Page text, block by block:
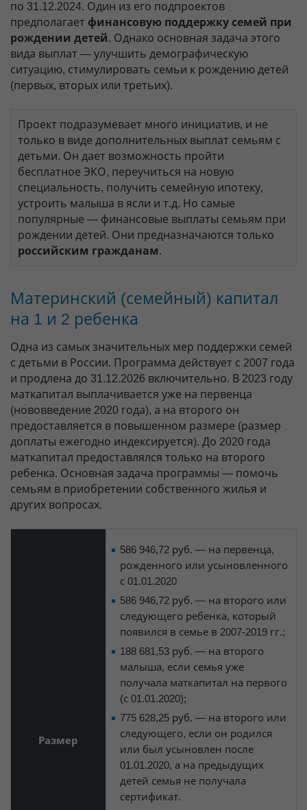
по 31.12.2024. Один из его подпроектов
предполагает финансовую поддержку семей при
рождении детей. Однако основная задача этого
вида выплат — улучшить демографическую
ситуацию, стимулировать семьи к рождению детей
(первых, вторых или третьих).
Проект подразумевает много инициатив, и не
только в виде дополнительных выплат семьям с
детьми. Он дает возможность пройти
бесплатное ЭКО, переучиться на новую
специальность, получить семейную ипотеку,
устроить малыша в ясли и т.д. Но самые
популярные — финансовые выплаты семьям при
рождении детей. Они предназначаются только
российским гражданам.
Материнский (семейный) капитал
на 1 и 2 ребенка
Одна из самых значительных мер поддержки семей
с детьми в России. Программа действует с 2007 года
и продлена до 31.12.2026 включительно. В 2023 году
маткапитал выплачивается уже на первенца
(нововведение 2020 года), а на второго он
предоставляется в повышенном размере (размер
доплаты ежегодно индексируется). До 2020 года
маткапитал предоставлялся только на второго
ребенка. Основная задача программы — помочь
семьям в приобретении собственного жилья и
других вопросах.
Размер
586 946,72 руб. — на первенца,
рожденного или усыновленного
с 01.01.2020
586 946,72 руб. — на второго или
следующего ребенка, который
появился в семье в 2007-2019 гг.;
188 681,53 руб. — на второго
малыша, если семья уже
получала маткапитал на первого
(с 01.01.2020);
775 628,25 руб. — на второго или
следующего, если он родился
или был усыновлен после
01.01.2020, а на предыдущих
детей семья не получала
сертификат.